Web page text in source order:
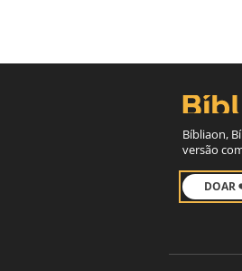
Bíbliaon,
versão
DOAR